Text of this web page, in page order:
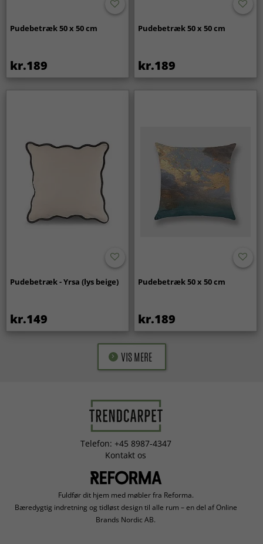
Pudebetræk 50 x 50 cm
kr.189
Pudebetræk 50 x 50 cm
kr.189
Pudebetræk - Yrsa (lys beige)
kr.149
Pudebetræk 50 x 50 cm
kr.189
VIS MERE
Telefon: +45 8987-4347
Kontakt os
Fuldfør dit hjem med møbler fra Reforma.
Bæredygtig indretning og tidløst design til alle rum – en del af Online
Brands Nordic AB.